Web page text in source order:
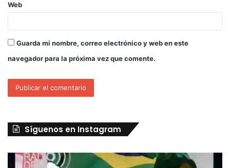
Web
Guarda mi nombre, correo electrónico y web en este
navegador para la próxima vez que comente.
Síguenos en Instagram